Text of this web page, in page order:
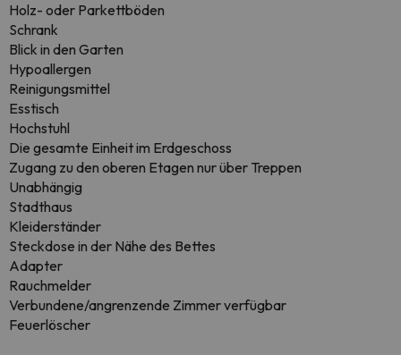
Holz- oder Parkettböden
Schrank
Blick in den Garten
Hypoallergen
Reinigungsmittel
Esstisch
Hochstuhl
Die gesamte Einheit im Erdgeschoss
Zugang zu den oberen Etagen nur über Treppen
Unabhängig
Stadthaus
Kleiderständer
Steckdose in der Nähe des Bettes
Adapter
Rauchmelder
Verbundene/angrenzende Zimmer verfügbar
Feuerlöscher